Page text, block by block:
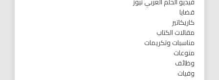
قضايا
كاريكاتير
مقالات الكتاب
مناسبات وتكريمات
منوعات
وظائف
وفيات